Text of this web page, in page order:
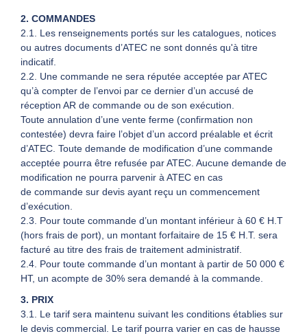
2. COMMANDES
2.1. Les renseignements portés sur les catalogues, notices
ou autres documents d’ATEC ne sont donnés qu'à titre
indicatif.
2.2. Une commande ne sera réputée acceptée par ATEC
qu’à compter de l’envoi par ce dernier d’un accusé de
réception AR de commande ou de son exécution.
Toute annulation d’une vente ferme (confirmation non
contestée) devra faire l’objet d’un accord préalable et écrit
d’ATEC. Toute demande de modification d’une commande
acceptée pourra être refusée par ATEC. Aucune demande de
modification ne pourra parvenir à ATEC en cas
de commande sur devis ayant reçu un commencement
d’exécution.
2.3. Pour toute commande d’un montant inférieur à 60 € H.T
(hors frais de port), un montant forfaitaire de 15 € H.T. sera
facturé au titre des frais de traitement administratif.
2.4. Pour toute commande d’un montant à partir de 50 000 €
HT, un acompte de 30% sera demandé à la commande.
3. PRIX
3.1. Le tarif sera maintenu suivant les conditions établies sur
le devis commercial. Le tarif pourra varier en cas de hausse